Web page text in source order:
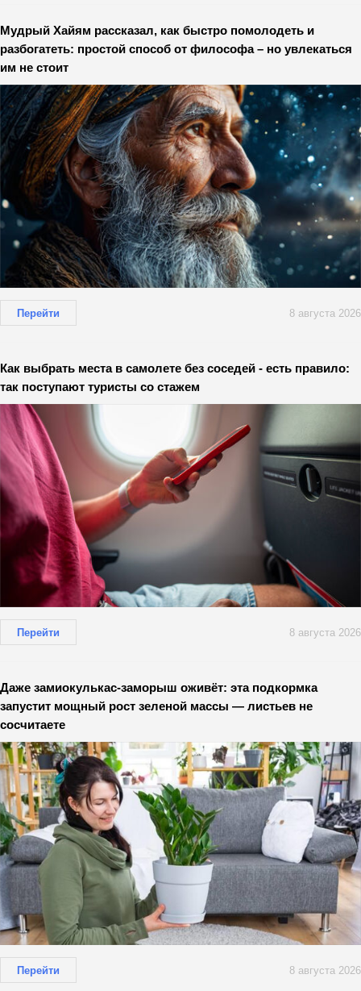
Мудрый Хайям рассказал, как быстро помолодеть и
разбогатеть: простой способ от философа – но увлекаться
им не стоит
Перейти 8 августа 2026
Как выбрать места в самолете без соседей - есть правило:
так поступают туристы со стажем
Перейти 8 августа 2026
Даже замиокулькас-заморыш оживёт: эта подкормка
запустит мощный рост зеленой массы — листьев не
сосчитаете
Перейти 8 августа 2026